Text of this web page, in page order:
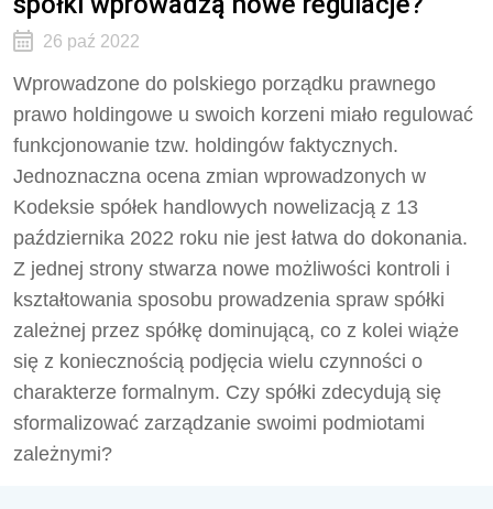
26 paź 2022
Wprowadzone do polskiego porządku prawnego
prawo holdingowe u swoich korzeni miało regulować
funkcjonowanie tzw. holdingów faktycznych.
Jednoznaczna ocena zmian wprowadzonych w
Kodeksie spółek handlowych nowelizacją z 13
października 2022 roku nie jest łatwa do dokonania.
Z jednej strony stwarza nowe możliwości kontroli i
kształtowania sposobu prowadzenia spraw spółki
zależnej przez spółkę dominującą, co z kolei wiąże
się z koniecznością podjęcia wielu czynności o
charakterze formalnym. Czy spółki zdecydują się
sformalizować zarządzanie swoimi podmiotami
zależnymi?